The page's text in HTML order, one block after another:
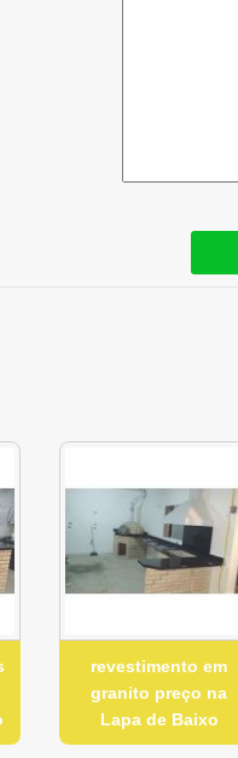
revestimento em
granito preço na
Lapa de Baixo